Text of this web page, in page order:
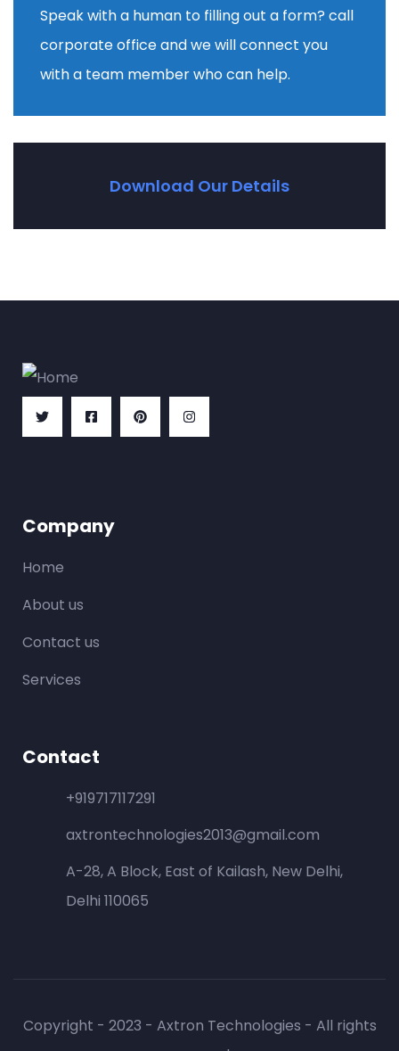
Speak with a human to filling out a form? call
corporate office and we will connect you
with a team member who can help.
Download Our Details
Company
Home
About us
Contact us
Services
Contact
+919717117291
axtrontechnologies2013@gmail.com
A-28, A Block, East of Kailash, New Delhi,
Delhi 110065
Copyright - 2023 - Axtron Technologies - All rights